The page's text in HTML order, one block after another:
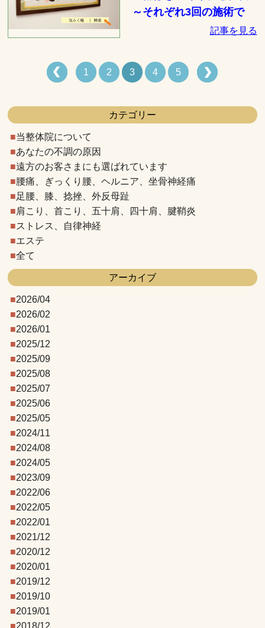
～それぞれ3回の施術で
記事を見る
1 2 3 4 5
カテゴリー
当整体院について
あなたの不調の原因
遠方のお客さまにも選ばれています
腰痛、ぎっくり腰、ヘルニア、坐骨神経痛
足腰、膝、捻挫、外反母趾
肩こり、首こり、五十肩、四十肩、腱鞘炎
ストレス、自律神経
エステ
全て
アーカイブ
2026/04
2026/02
2026/01
2025/12
2025/09
2025/08
2025/07
2025/06
2025/05
2024/11
2024/08
2024/05
2023/09
2022/06
2022/05
2022/01
2021/12
2020/12
2020/01
2019/12
2019/10
2019/01